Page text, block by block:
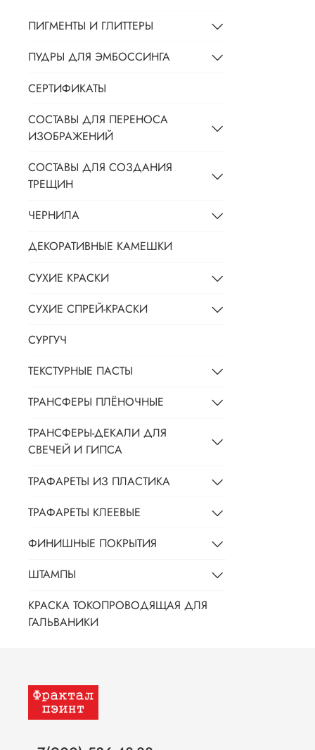
ПИГМЕНТЫ И ГЛИТТЕРЫ
ПУДРЫ ДЛЯ ЭМБОССИНГА
СЕРТИФИКАТЫ
СОСТАВЫ ДЛЯ ПЕРЕНОСА
ИЗОБРАЖЕНИЙ
СОСТАВЫ ДЛЯ СОЗДАНИЯ
ТРЕЩИН
ЧЕРНИЛА
ДЕКОРАТИВНЫЕ КАМЕШКИ
СУХИЕ КРАСКИ
СУХИЕ СПРЕЙ-КРАСКИ
СУРГУЧ
ТЕКСТУРНЫЕ ПАСТЫ
ТРАНСФЕРЫ ПЛЁНОЧНЫЕ
ТРАНСФЕРЫ-ДЕКАЛИ ДЛЯ
СВЕЧЕЙ И ГИПСА
ТРАФАРЕТЫ ИЗ ПЛАСТИКА
ТРАФАРЕТЫ КЛЕЕВЫЕ
ФИНИШНЫЕ ПОКРЫТИЯ
ШТАМПЫ
КРАСКА ТОКОПРОВОДЯЩАЯ ДЛЯ
ГАЛЬВАНИКИ